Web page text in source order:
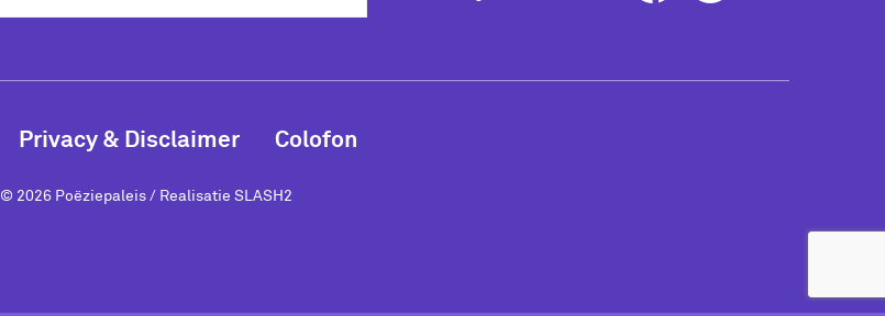
Privacy & Disclaimer Colofon
© 2026 Poëziepaleis / Realisatie SLASH2